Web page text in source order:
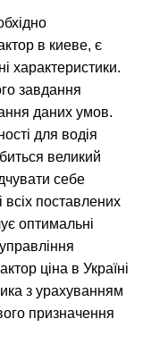
в киеве, є
характеристики.
завдання
даних умов.
для водія
великий
себе
поставлених
оптимальні
ціна в Україні
з урахуванням
призначення